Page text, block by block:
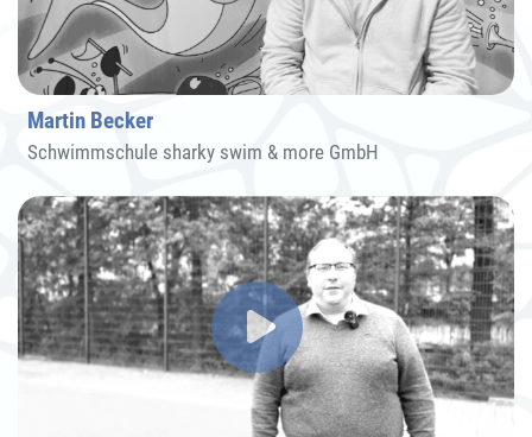
Martin Becker
Schwimmschule sharky swim & more GmbH